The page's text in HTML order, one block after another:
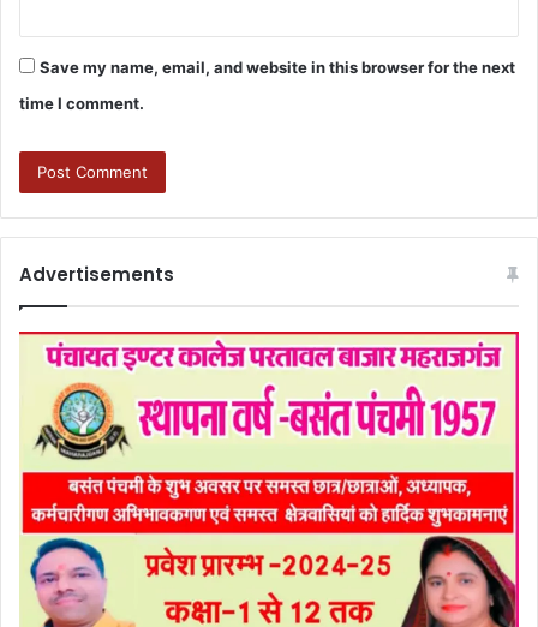
Save my name, email, and website in this browser for the next
time I comment.
Advertisements